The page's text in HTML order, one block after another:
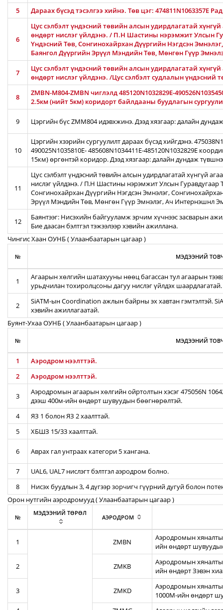
5
Дараах бүсэд тэсэлгээ хийнэ. Төв цэг: 474811N1063357E
6
Цус сэлбэлт үндэсний төвийн алсын удирдлагатай
өндөрт нислэг үйлдэнэ. / П.Н Шастины нэрэмжит Улсын
Үндэсний Төв, Сонгинохайрхан Дүүргийн Нэгдсэн
Баянгол Дүүргийн Эрүүл Мэндийн Төв, Мөнгөн Гүүр
7
Цус сэлбэлт үндэсний төвийн алсын удирдлагатай
өндөрт нислэг үйлдэнэ. /Цус сэлбэлт судлалын
8
ZMBN-M804-ZMBN чиглэлд 485120N1032829E-
2.5км (нийт 5км) коридорт байлдааны буудлагын
9 Цэргийн бүс ZMM804 идэвхжинэ. Дээд хязгаар: далайн
10
Цэргийн хээрийн сургуулилт дараах бүсэд хийгдэнэ.
490025N1035810E- 485608N1034411E-485120N1032829E
15км) өргөнтэй коридор. Дээд хязгаар: далайн дундаж
11
Цус сэлбэлт үндэсний төвийн алсын удирдлагатай хүнгүй
нислэг үйлдэнэ. / П.Н Шастины нэрэмжит Улсын Гуравдугаар
Сонгинохайрхан Дүүргийн Нэгдсэн Эмнэлэг,
Эрүүл Мэндийн Төв, Мөнгөн Гүүр Эмнэлэг, Ач Интернэшнл
12
Баянтээг: Нисэхийн байгууламж эрчим хүчнээс засварын
Бие даасан бэлтгэл тэжээлээр хэвийн ажиллана.
Чингис Хаан ОУНБ ( Улаанбаатарын цагаар )
№ МЭДЭЭНИЙ
1
Агаарын хөлгийн шатахууны нөөц багассан тул агаарын
урьдчилан тохиролцсоны дагуу нислэг үйлдэх шаардлагатай.
2
SiATM-ын Coordination ажлын байрны эх хавтан гэмтэлтэй.
хэвийн ажиллагаатай.
Буянт-Ухаа ОУНБ ( Улаанбаатарын цагаар )
№ МЭДЭЭНИЙ
1
Аэродром нээлттэй.
2
Аэродром нээлттэй.
3
Аэродромын агаарын хөлгийн ойртолтын хэсэг 475056N
дээш 400м-ийн өндөрт шувуудын бөөгнөрөлтэй.
4
ЯЗ 1 болон ЯЗ 2 хаалттай.
5
ХБШЗ 15/33 хаалттай.
6 Аврах гал унтраах категори 5 хангана.
7
UAL6, UAL7 нислэгт бэлтгэл аэродром болно.
8
Нисэх буудлын 3, 4 дүгээр зорчигч гүүрний дугуй болон
Орон нутгийн аэродромууд ( Улаанбаатарын цагаар )
№
МЭДЭЭНИЙ ТӨРӨЛ
АЭРОДРОМ
1 ZMBN
Аэродромын
ийн өндөрт
2 ZMKB
Аэродромын
ийн өндөрт Зэвэн
3 ZMKD
Аэродромын
1000М-ийн өндөрт